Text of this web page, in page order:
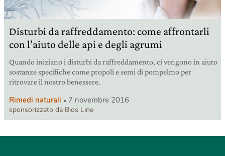
Disturbi da raffreddamento: come affrontarli
con l’aiuto delle api e degli agrumi
Quando iniziano i disturbi da raffreddamento, ci vengono in aiuto
sostanze specifiche come propoli e semi di pompelmo per
ritrovare il nostro benessere.
Rimedi naturali 7 novembre 2016
sponsorizzato da Bios Line